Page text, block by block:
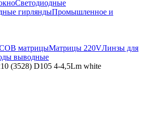
Светодиодные
гирляндыПромышленное и
матрицыМатрицы 220VЛинзы для
выводные
(3528) D105 4-4,5Lm white